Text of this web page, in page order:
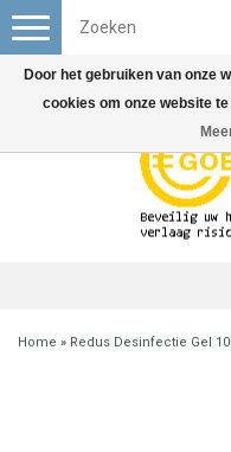
Toggle
navigation
Home » Redus Desinfectie Gel
Door het gebruiken van onze
cookies om onze website